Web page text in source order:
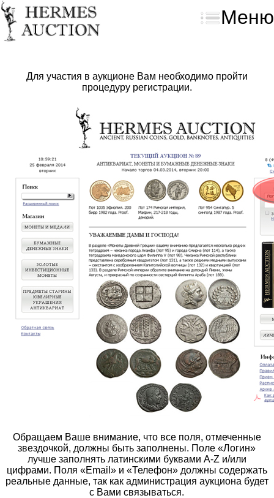
Меню
Для участия в аукционе Вам необходимо пройти
процедуру регистрации.
Обращаем Ваше внимание, что все поля, отмеченные
звездочкой, должны быть заполнены. Поле «Логин»
лучше заполнять латинскими буквами A-Z и/или
цифрами. Поля «Email» и «Телефон» должны содержать
реальные данные, так как администрация аукциона будет
с Вами связываться.